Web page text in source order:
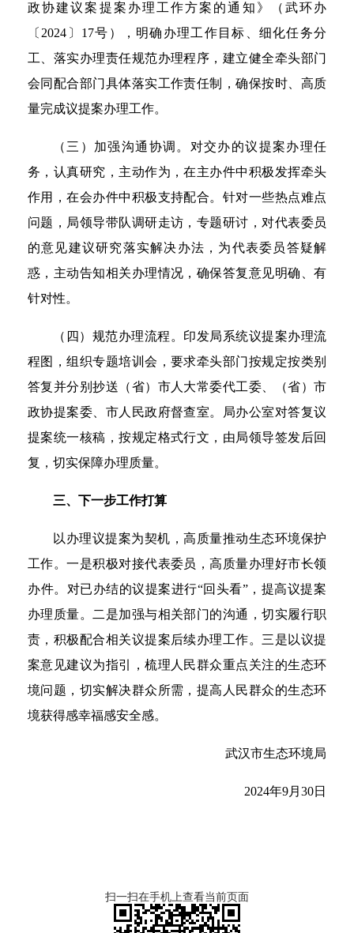
政协建议案提案办理工作方案的通知》（武环办
〔2024〕17号），明确办理工作目标、细化任务分
工、落实办理责任规范办理程序，建立健全牵头部门
会同配合部门具体落实工作责任制，确保按时、高质
量完成议提案办理工作。
（三）加强沟通协调。对交办的议提案办理任
务，认真研究，主动作为，在主办件中积极发挥牵头
作用，在会办件中积极支持配合。针对一些热点难点
问题，局领导带队调研走访，专题研讨，对代表委员
的意见建议研究落实解决办法，为代表委员答疑解
惑，主动告知相关办理情况，确保答复意见明确、有
针对性。
（四）规范办理流程。印发局系统议提案办理流
程图，组织专题培训会，要求牵头部门按规定按类别
答复并分别抄送（省）市人大常委代工委、（省）市
政协提案委、市人民政府督查室。局办公室对答复议
提案统一核稿，按规定格式行文，由局领导签发后回
复，切实保障办理质量。
三、下一步工作打算
以办理议提案为契机，高质量推动生态环境保护
工作。一是积极对接代表委员，高质量办理好市长领
办件。对已办结的议提案进行“回头看”，提高议提案
办理质量。二是加强与相关部门的沟通，切实履行职
责，积极配合相关议提案后续办理工作。三是以议提
案意见建议为指引，梳理人民群众重点关注的生态环
境问题，切实解决群众所需，提高人民群众的生态环
境获得感幸福感安全感。
武汉市生态环境局
2024年9月30日
扫一扫在手机上查看当前页面